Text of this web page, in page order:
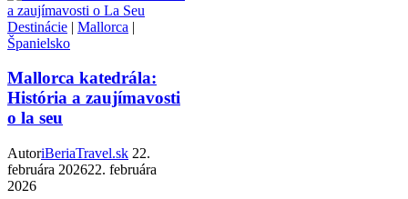
Destinácie | Mallorca |
Španielsko
Mallorca katedrála:
História a zaujímavosti
o la seu
AutoriBeriaTravel.sk 22.
februára 202622. februára
2026